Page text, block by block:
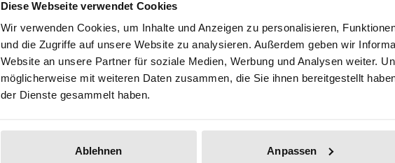
Diese Webseite verwendet Cookies
Wir verwenden Cookies, um Inhalte und Anzeigen zu personalisieren,
und die Zugriffe auf unsere Website zu analysieren. Außerdem geben wir
Website an unsere Partner für soziale Medien, Werbung und Analysen weiter.
möglicherweise mit weiteren Daten zusammen, die Sie ihnen bereitgestellt
der Dienste gesammelt haben.
Ablehnen Anpassen
Add to Cart Add to Wish List
Delivery cost notice